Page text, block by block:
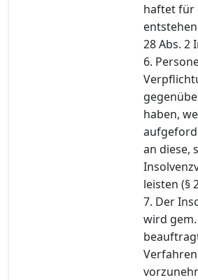
haftet für
28 Abs. 2
6.
haben,
an diese,
leisten (§
7. Der
wird gem.
Verfahren